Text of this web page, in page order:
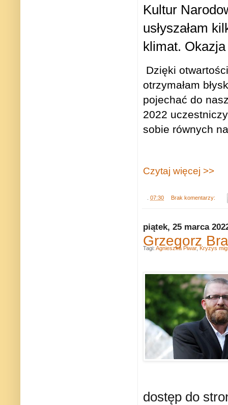
Kultur
usłyszałam
klimat.
Dzięki
otrzymałam
pojechać do
2022
sobie równych
Czytaj więcej >>
07:30 Brak komentarzy:
piątek, 25 marca
Grzegorz
dostęp do
Tagi: Agnieszka Piwar, Kryzys